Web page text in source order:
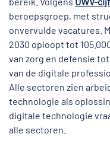
beroepsgroep, met
onvervulde vacatures.
2030 oploopt tot
van zorg en defensie
van de digitale
Alle sectoren zien
technologie als
digitale technologie
alle sectoren.